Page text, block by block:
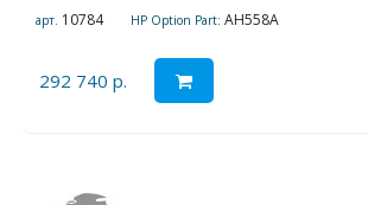
арт. 10784 HP Option Part: AH558A
292 740 р.